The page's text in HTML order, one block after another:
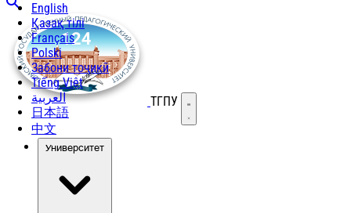
English
Қазақ тілі
Français
Polski
Забони тоҷикӣ
Tiếng Việt
العربية
日本語
中文
ТГПУ Открыть меню
Университет